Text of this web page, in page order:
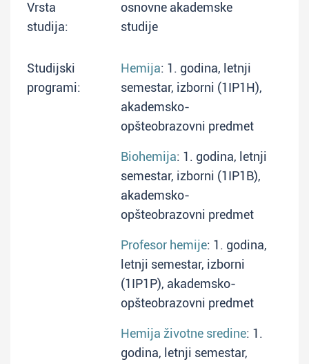
Vrsta
studija:
osnovne akademske
studije
Studijski
programi:
Hemija: 1. godina, letnji
semestar, izborni (1IP1H),
akademsko-
opšteobrazovni predmet
Biohemija: 1. godina, letnji
semestar, izborni (1IP1B),
akademsko-
opšteobrazovni predmet
Profesor hemije: 1. godina,
letnji semestar, izborni
(1IP1P), akademsko-
opšteobrazovni predmet
Hemija životne sredine: 1.
godina, letnji semestar,